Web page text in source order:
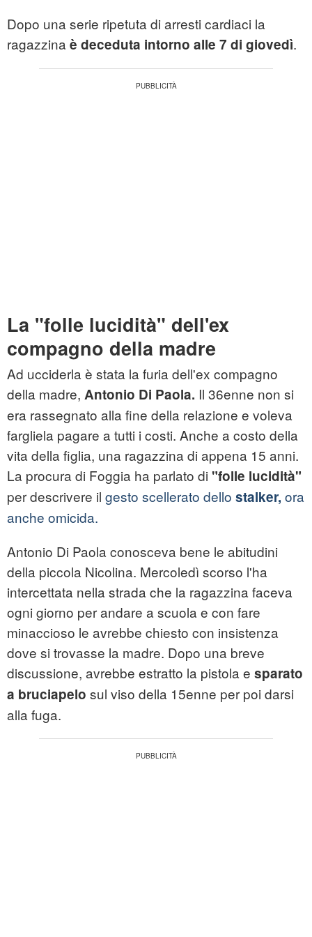
Dopo una serie ripetuta di arresti cardiaci la
ragazzina è deceduta intorno alle 7 di giovedì.
La "folle lucidità" dell'ex
compagno della madre
Ad ucciderla è stata la furia dell'ex compagno
della madre, Antonio Di Paola. Il 36enne non si
era rassegnato alla fine della relazione e voleva
fargliela pagare a tutti i costi. Anche a costo della
vita della figlia, una ragazzina di appena 15 anni.
La procura di Foggia ha parlato di "folle lucidità"
per descrivere il gesto scellerato dello stalker, ora
anche omicida.
Antonio Di Paola conosceva bene le abitudini
della piccola Nicolina. Mercoledì scorso l'ha
intercettata nella strada che la ragazzina faceva
ogni giorno per andare a scuola e con fare
minaccioso le avrebbe chiesto con insistenza
dove si trovasse la madre. Dopo una breve
discussione, avrebbe estratto la pistola e sparato
a bruciapelo sul viso della 15enne per poi darsi
alla fuga.